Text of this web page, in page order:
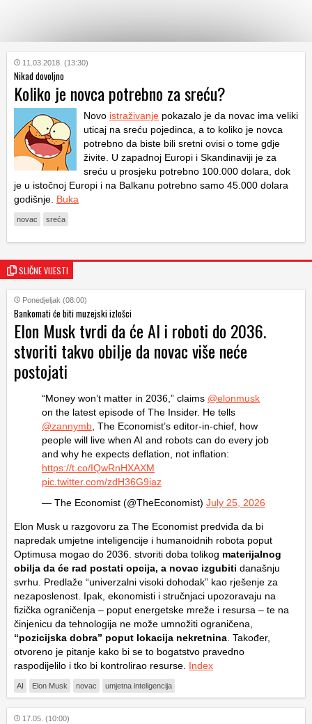
KATEGORIJE
HRVATSKI
WEB
11.03.2018. (13:30)
Nikad dovoljno
Koliko je novca potrebno za sreću?
Novo istraživanje pokazalo je da novac ima veliki
uticaj na sreću pojedinca, a to koliko je novca
potrebno da biste bili sretni ovisi o tome gdje
živite. U zapadnoj Europi i Skandinaviji je za
sreću u prosjeku potrebno 100.000 dolara, dok
je u istočnoj Europi i na Balkanu potrebno samo 45.000 dolara
godišnje. Buka
novac sreća
SLIČNE VIJESTI
Ponedjeljak (08:00)
Bankomati će biti muzejski izlošci
Elon Musk tvrdi da će AI i roboti do 2036.
stvoriti takvo obilje da novac više neće
postojati
“Money won’t matter in 2036,” claims @elonmusk
on the latest episode of The Insider. He tells
@zannymb , The Economist’s editor-in-chief, how
people will live when AI and robots can do every job
and why he expects deflation, not inflation:
https://t.co/IQwRnHXAXM
pic.twitter.com/zdH36G9iaz
— The Economist (@TheEconomist) July 25, 2026
Elon Musk u razgovoru za The Economist predviđa da bi
napredak umjetne inteligencije i humanoidnih robota poput
Optimusa mogao do 2036. stvoriti doba tolikog materijalnog
obilja da će rad postati opcija, a novac izgubiti današnju
svrhu. Predlaže “univerzalni visoki dohodak” kao rješenje za
nezaposlenost. Ipak, ekonomisti i stručnjaci upozoravaju na
fizička ograničenja – poput energetske mreže i resursa – te na
činjenicu da tehnologija ne može umnožiti ograničena,
“pozicijska dobra” poput lokacija nekretnina . Također,
otvoreno je pitanje kako bi se to bogatstvo pravedno
raspodijelilo i tko bi kontrolirao resurse. Index
AI Elon Musk novac umjetna inteligencija
17.05. (10:00)